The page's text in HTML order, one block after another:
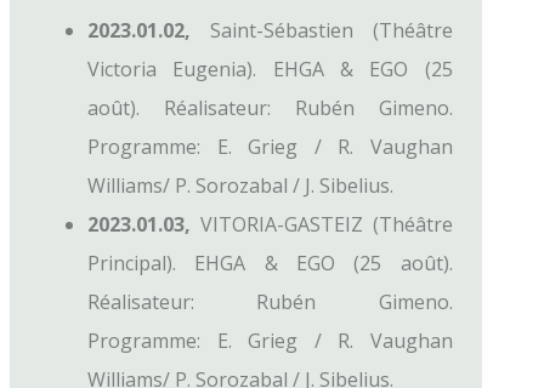
2023.01.02, Saint-Sébastien (Théâtre
Victoria Eugenia). EHGA & EGO (25
août). Réalisateur: Rubén Gimeno.
Programme: E. Grieg / R. Vaughan
Williams/ P. Sorozabal / J. Sibelius.
2023.01.03, VITORIA-GASTEIZ (Théâtre
Principal). EHGA & EGO (25 août).
Réalisateur: Rubén Gimeno.
Programme: E. Grieg / R. Vaughan
Williams/ P. Sorozabal / J. Sibelius.